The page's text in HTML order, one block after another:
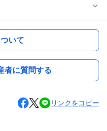
いて
者に質問する
リンクをコピー